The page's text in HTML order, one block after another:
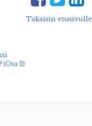
Takaisin etusivulle
(Osa 2)